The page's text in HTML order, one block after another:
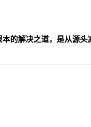
的解决之道，是从